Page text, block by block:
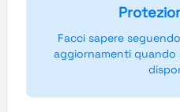
Facci sapere
aggiornamenti quando